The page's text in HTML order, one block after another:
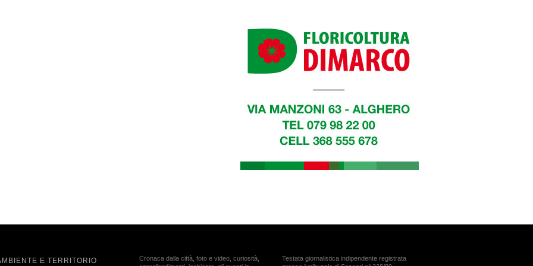
E TERRITORIO
Cronaca dalla città, foto e video, curiosità,
Testata giornalistica indipendente registrata